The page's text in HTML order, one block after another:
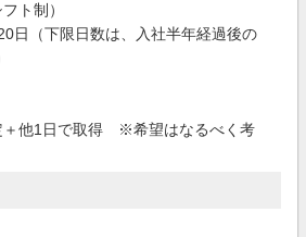
ト制）
日（下限日数は、入社半年経過後の
＋他1日で取得 ※希望はなるべく考